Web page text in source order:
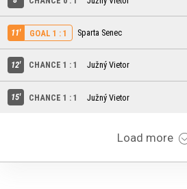
11' GOAL 1 : 1 Sparta Senec
12' CHANCE 1 : 1 Južný Vietor
15' CHANCE 1 : 1 Južný Vietor
Load more